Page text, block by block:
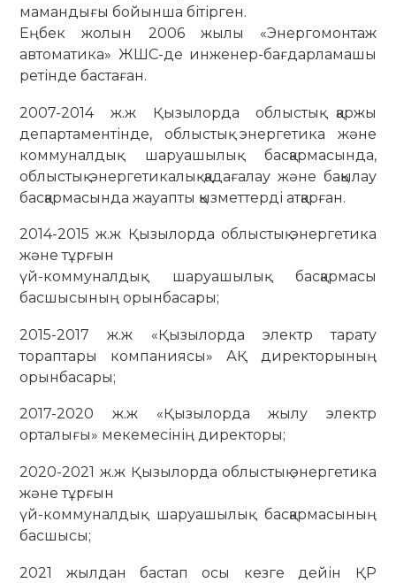
мамандығы бойынша бітірген.
Еңбек жолын 2006 жылы «Энергомонтаж
автоматика» ЖШС-де инженер-бағдарламашы
ретінде бастаған.
2007-2014 ж.ж Қызылорда облыстық қаржы
департаментінде, облыстық энергетика және
коммуналдық шаруашылық басқармасында,
облыстық энергетикалық қадағалау және бақылау
басқармасында жауапты қызметтерді атқарған.
2014-2015 ж.ж Қызылорда облыстық энергетика
және тұрғын
үй-коммуналдық шаруашылық басқармасы
басшысының орынбасары;
2015-2017 ж.ж «Қызылорда электр тарату
тораптары компаниясы» АҚ директорының
орынбасары;
2017-2020 ж.ж «Қызылорда жылу электр
орталығы» мекемесінің директоры;
2020-2021 ж.ж Қызылорда облыстық энергетика
және тұрғын
үй-коммуналдық шаруашылық басқармасының
басшысы;
2021 жылдан бастап осы кезге дейін ҚР